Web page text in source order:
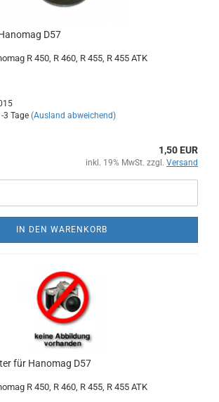
D57
R 450, R 460, R 455, R 455 ATK
3 Tage (Ausland abweichend)
1,50 EUR
inkl. 19% MwSt. zzgl. Versand
IN DEN WARENKORB
für Hanomag D57
R 450, R 460, R 455, R 455 ATK